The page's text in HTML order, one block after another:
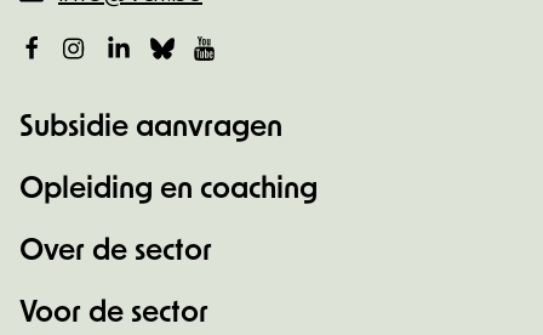
Facebook
Instagram
LinkedIn
Bluesky
Subsidie aanvragen
Opleiding en coaching
Over de sector
Voor de sector